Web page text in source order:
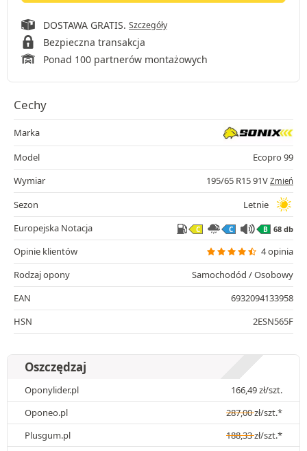
DOSTAWA GRATIS. Szczegóły
Bezpieczna transakcja
Ponad 100 partnerów montażowych
Cechy
Marka
Model
Ecopro 99
Wymiar
195/65 R15 91V Zmień
Sezon
Letnie
Europejska Notacja
C C B 68 db
Opinie klientów
4 opinia
Rodzaj opony
Samochodód / Osobowy
EAN
6932094133958
HSN
2ESN565F
Oszczędzaj
Oponylider.pl 166,49zł/szt.
Oponeo.pl
287,00zł/szt.*
Plusgum.pl
188,33zł/szt.*